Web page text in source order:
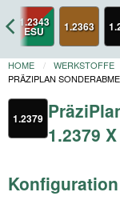
1.2343
ESU 1.2363
HOME WERKSTOFFE
PRÄZIPLAN
1.2379
1.2379